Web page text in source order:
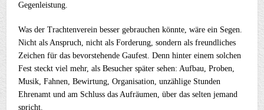
Gegenleistung.
Was der Trachtenverein besser gebrauchen könnte, wäre ein Segen.
Nicht als Anspruch, nicht als Forderung, sondern als freundliches
Zeichen für das bevorstehende Gaufest. Denn hinter einem solchen
Fest steckt viel mehr, als Besucher später sehen: Aufbau, Proben,
Musik, Fahnen, Bewirtung, Organisation, unzählige Stunden
Ehrenamt und am Schluss das Aufräumen, über das selten jemand
spricht.